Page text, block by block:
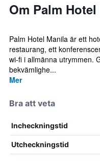
Om Palm
Palm Hotel Manila är ett
restaurang, ett
wi-fi i allmänna utrymmen.
bekvämlighe...
Mer
Bra att veta
Incheckningstid
Utcheckningstid